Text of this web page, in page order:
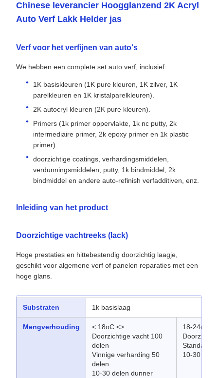
Chinese leverancier Hoogglanzend 2K Acryl
Auto Verf Lakk Helder jas
Verf voor het verfijnen van auto's
We hebben een complete set auto verf, inclusief:
1K basiskleuren (1K pure kleuren, 1K zilver, 1K
parelkleuren en 1K kristalparelkleuren).
2K autocryl kleuren (2K pure kleuren).
Primers (1k primer oppervlakte, 1k nc putty, 2k
intermediaire primer, 2k epoxy primer en 1k plastic
primer).
doorzichtige coatings, verhardingsmiddelen,
verdunningsmiddelen, putty, 1k bindmiddel, 2k
bindmiddel en andere auto-refinish verfadditiven, enz.
Inleiding van het product
Doorzichtige vachtreeks (lack)
Hoge prestaties en hittebestendig doorzichtig laagje,
geschikt voor algemene verf of panelen reparaties met een
hoge glans.
Substraten 1k basislaag
Mengverhouding
< 18oC <>
Doorzichtige vacht 100
delen
Vinnige verharding 50
delen
10-30 delen dunner
18-24oC
10-30